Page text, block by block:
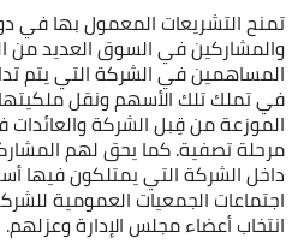
تمنح التشريعات المعمول بها في
والمشاركين في السوق العديد من
المساهمين في الشركة التي يتم
في تملك تلك الأسهم ونقل ملكيتها،
الموزعة من قِبل الشركة
مرحلة تصفية. كما يحق لهم
داخل الشركة التي يمتلكون فيها
اجتماعات الجمعيات العمومية
انتخاب أعضاء مجلس الإدارة وعزلهم.